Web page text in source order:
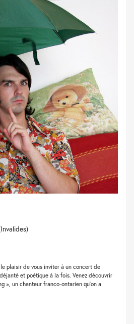
plaisir de vous inviter à un concert de
et poétique à la fois. Venez découvrir
», un chanteur franco-ontarien qu’on a